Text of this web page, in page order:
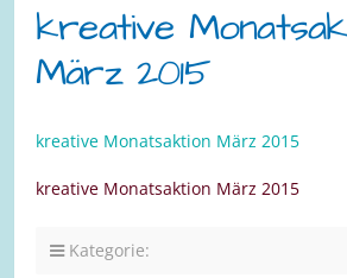
kreative
März 2015
kreative Monatsaktion März 2015
kreative Monatsaktion März 2015
Kategorie: